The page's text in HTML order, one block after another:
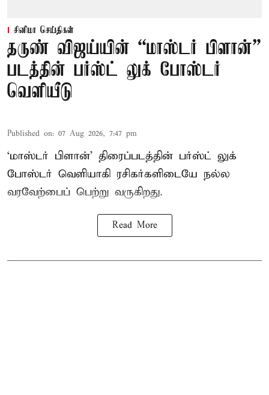
சினிமா செய்திகள்
தருண் விஜய்யின் “மாஸ்டர் பிளான்”
படத்தின் பர்ஸ்ட் லுக் போஸ்டர்
வெளியீடு
Published on: 07 Aug 2026, 7:47 pm
‘மாஸ்டர் பிளான்’ திரைப்படத்தின் பர்ஸ்ட் லுக்
போஸ்டர் வெளியாகி ரசிகர்களிடையே நல்ல
வரவேற்பைப் பெற்று வருகிறது.
Read More